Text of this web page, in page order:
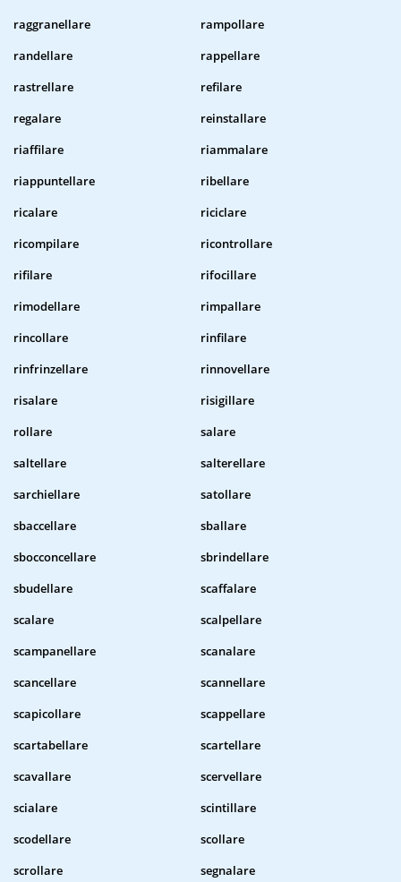
raggranellare
rampollare
randellare
rappellare
rastrellare
refilare
regalare
reinstallare
riaffilare
riammalare
riappuntellare
ribellare
ricalare
riciclare
ricompilare
ricontrollare
rifilare
rifocillare
rimodellare
rimpallare
rincollare
rinfilare
rinfrinzellare
rinnovellare
risalare
risigillare
rollare
salare
saltellare
salterellare
sarchiellare
satollare
sbaccellare
sballare
sbocconcellare
sbrindellare
sbudellare
scaffalare
scalare
scalpellare
scampanellare
scanalare
scancellare
scannellare
scapicollare
scappellare
scartabellare
scartellare
scavallare
scervellare
scialare
scintillare
scodellare
scollare
scrollare
segnalare